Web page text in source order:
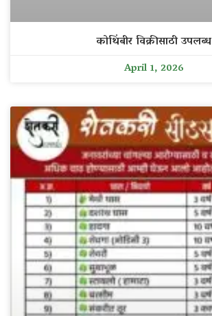
कोथिंबीर विक्रीसाठी उपलब्ध
April 1, 2026